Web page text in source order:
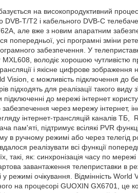
на високопродуктивний
T/T2 і кабельного DVB-C
але вже з новим апаратним
попередньої, усі програмні зміни
забезпечення. У
володіє хорошою чутливістю
і якісне цифрове зображення
Vision, є можливість підключення до
підходять для реалізації такого виду
до мережі інтернет
через мережу інтернет,
інтернет-трансляцій каналів ТБ,
пам'яті, підтримує всілякі PVR
в ручному режимі або через телегід
реалізувати всі функції
як: синхронізація часу по мережі
завантаження телеприставки в
режимі очікування. Відмінність World
на процесорі GUOXIN GX6701, це